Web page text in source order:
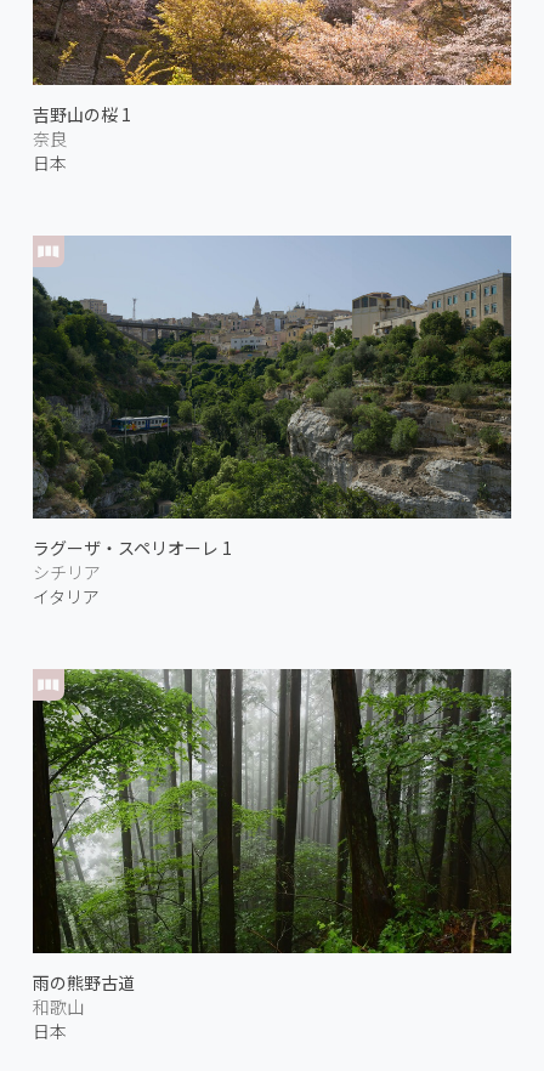
吉野山の桜 1
奈良
日本
ラグーザ・スペリオーレ 1
シチリア
イタリア
雨の熊野古道
和歌山
日本